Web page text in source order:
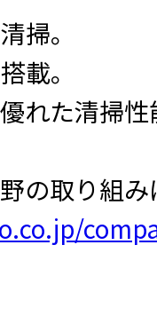
掃。
載。
れた清掃性
の取り組